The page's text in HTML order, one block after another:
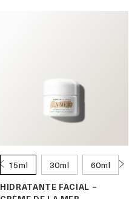
15ml 30ml 60ml
HIDRATANTE FACIAL –